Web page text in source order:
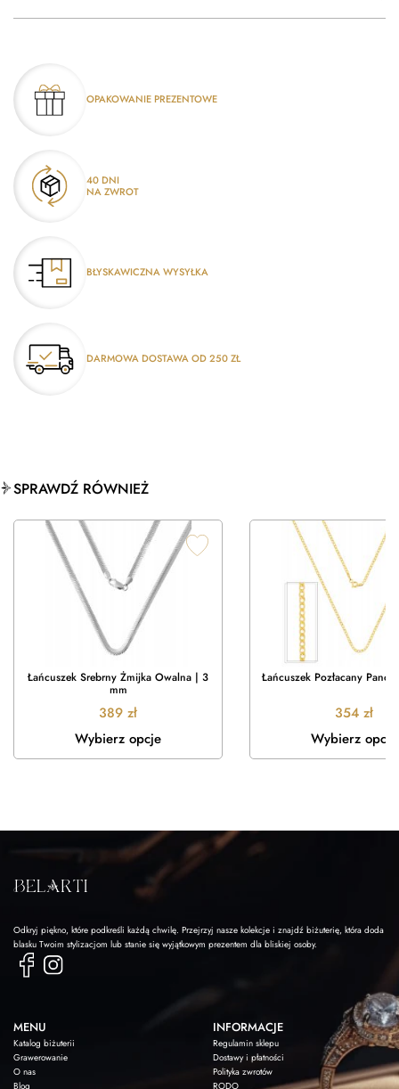
OPAKOWANIE PREZENTOWE
40 DNI
NA ZWROT
BŁYSKAWICZNA WYSYŁKA
DARMOWA DOSTAWA OD 250 ZŁ
SPRAWDŹ RÓWNIEŻ
Łańcuszek Srebrny Żmijka Owalna | 3
mm
389 zł
Wybierz opcje
Łańcuszek Pozłacany
354 zł
Wybierz opcje
Odkryj piękno, które podkreśli każdą chwilę. Przejrzyj nasze kolekcje i znajdź biżuterię, która doda
blasku Twoim stylizacjom lub stanie się wyjątkowym prezentem dla bliskiej osoby.
MENU
Katalog biżuterii
Grawerowanie
O nas
Blog
INFORMACJE
Regulamin sklepu
Dostawy i płatności
Polityka zwrotów
RODO